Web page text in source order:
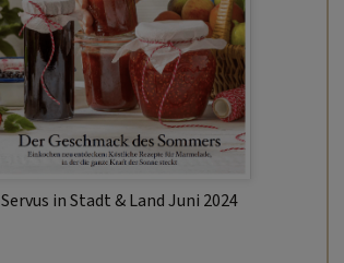
Servus in Stadt & Land Juni 2024